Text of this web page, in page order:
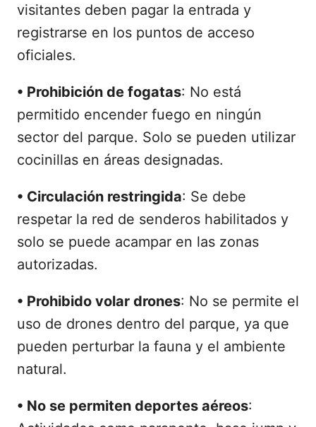
visitantes deben pagar la entrada y
registrarse en los puntos de acceso
oficiales.
• Prohibición de fogatas: No está
permitido encender fuego en ningún
sector del parque. Solo se pueden utilizar
cocinillas en áreas designadas.
• Circulación restringida: Se debe
respetar la red de senderos habilitados y
solo se puede acampar en las zonas
autorizadas.
• Prohibido volar drones: No se permite el
uso de drones dentro del parque, ya que
pueden perturbar la fauna y el ambiente
natural.
• No se permiten deportes aéreos: